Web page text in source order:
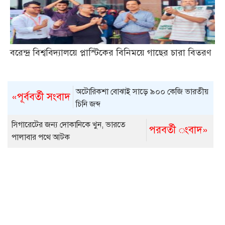
বরেন্দ্র বিশ্ববিদ্যালয়ে প্লাস্টিকের বিনিময়ে গাছের চারা বিতরণ
«পূর্ববর্তী সংবাদ অটোরিকশা বোঝাই সাড়ে ৯০০ কেজি ভারতীয়
চিনি জব্দ
পরবর্তী ংবাদ»
সিগারেটের জন্য দোকানিকে খুন, ভারতে
পালাবার পথে আটক